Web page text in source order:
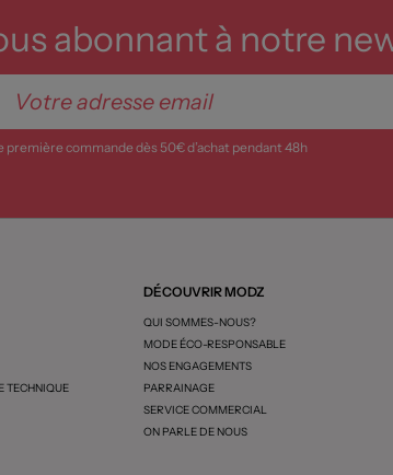
abonnant à notre
commande dès 50€ d’achat pendant 48h
TECHNIQUE
DÉCOUVRIR MODZ
QUI SOMMES-NOUS?
MODE ÉCO-RESPONSABLE
NOS ENGAGEMENTS
PARRAINAGE
SERVICE COMMERCIAL
ON PARLE DE NOUS